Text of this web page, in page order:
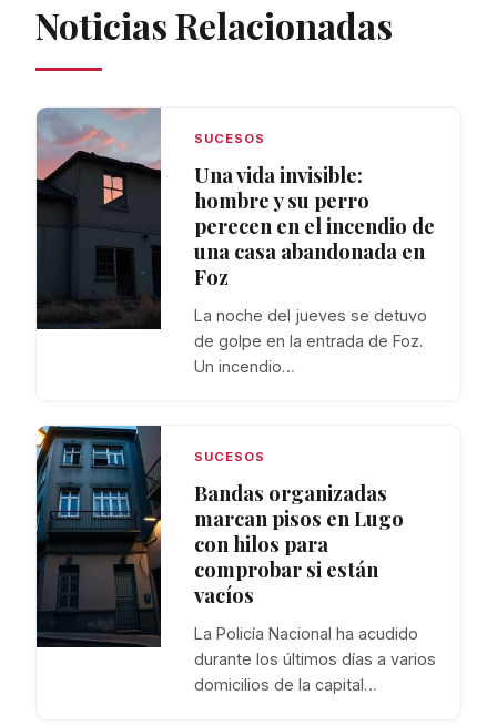
Noticias Relacionadas
SUCESOS
Una vida invisible:
hombre y su perro
perecen en el incendio de
una casa abandonada en
Foz
La noche del jueves se detuvo
de golpe en la entrada de Foz.
Un incendio…
SUCESOS
Bandas organizadas
marcan pisos en Lugo
con hilos para
comprobar si están
vacíos
La Policía Nacional ha acudido
durante los últimos días a varios
domicilios de la capital…